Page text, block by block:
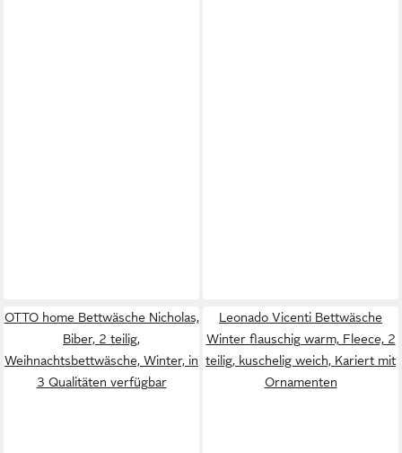
OTTO home Bettwäsche Nicholas,
Biber, 2 teilig,
Weihnachtsbettwäsche, Winter, in
3 Qualitäten verfügbar
Leonado Vicenti Bettwäsche
Winter flauschig warm, Fleece, 2
teilig, kuschelig weich, Kariert mit
Ornamenten